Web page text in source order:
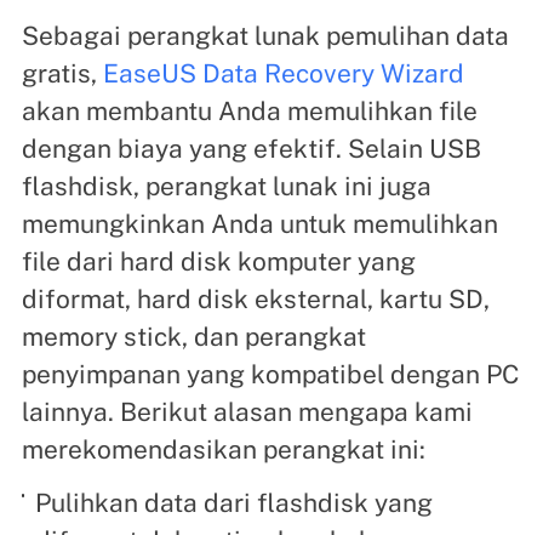
Sebagai perangkat lunak pemulihan data
gratis, EaseUS Data Recovery Wizard
akan membantu Anda memulihkan file
dengan biaya yang efektif. Selain USB
flashdisk, perangkat lunak ini juga
memungkinkan Anda untuk memulihkan
file dari hard disk komputer yang
diformat, hard disk eksternal, kartu SD,
memory stick, dan perangkat
penyimpanan yang kompatibel dengan PC
lainnya. Berikut alasan mengapa kami
merekomendasikan perangkat ini:
Pulihkan data dari flashdisk yang